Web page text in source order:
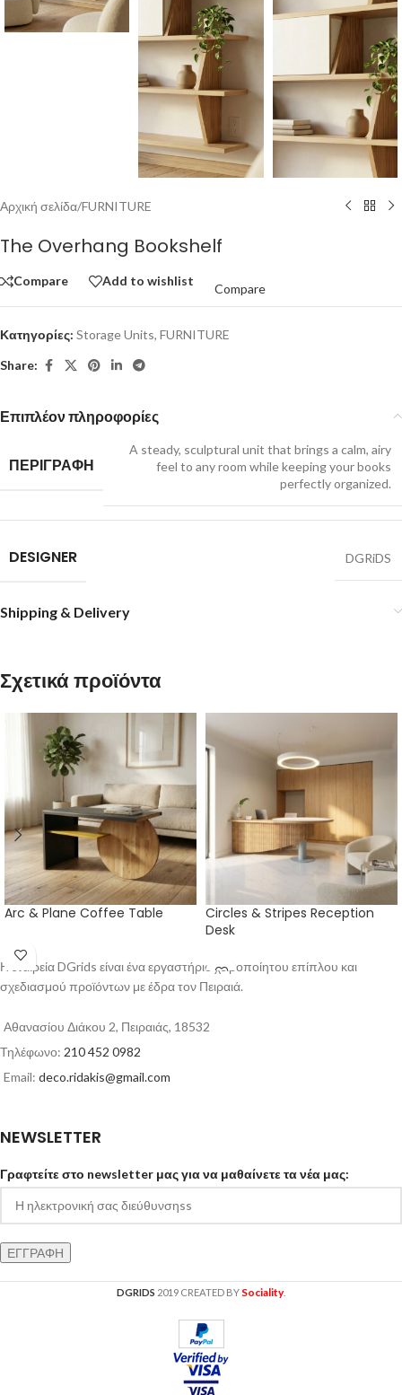
Αρχική σελίδα/FURNITURE
The Overhang Bookshelf
Compare Add to wishlist
Compare
Κατηγορίες: Storage Units, FURNITURE
Share:
Επιπλέον πληροφορίες
ΠΕΡΙΓΡΑΦΗ
A steady, sculptural unit that brings a calm, airy
feel to any room while keeping your books
perfectly organized.
DESIGNER DGRiDS
Shipping & Delivery
Σχετικά προϊόντα
Arc & Plane Coffee Table
Circles & Stripes Reception
Desk
Η εταιρεία DGrids είναι ένα εργαστήριο χειροποίητου επίπλου και
σχεδιασμού προϊόντων με έδρα τον Πειραιά.
Αθανασίου Διάκου 2, Πειραιάς, 18532
Τηλέφωνο: 210 452 0982
Email: deco.ridakis@gmail.com
NEWSLETTER
Γραφτείτε στο newsletter μας για να μαθαίνετε τα νέα μας:
DGRIDS 2019 CREATED BY Sociality.